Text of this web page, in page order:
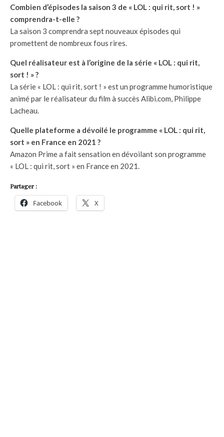
Combien d’épisodes la saison 3 de « LOL : qui rit, sort ! »
comprendra-t-elle ?
La saison 3 comprendra sept nouveaux épisodes qui
promettent de nombreux fous rires.
Quel réalisateur est à l’origine de la série « LOL : qui rit,
sort ! » ?
La série « LOL : qui rit, sort ! » est un programme humoristique
animé par le réalisateur du film à succès Alibi.com, Philippe
Lacheau.
Quelle plateforme a dévoilé le programme « LOL : qui rit,
sort » en France en 2021 ?
Amazon Prime a fait sensation en dévoilant son programme
« LOL : qui rit, sort » en France en 2021.
Partager :
Facebook X